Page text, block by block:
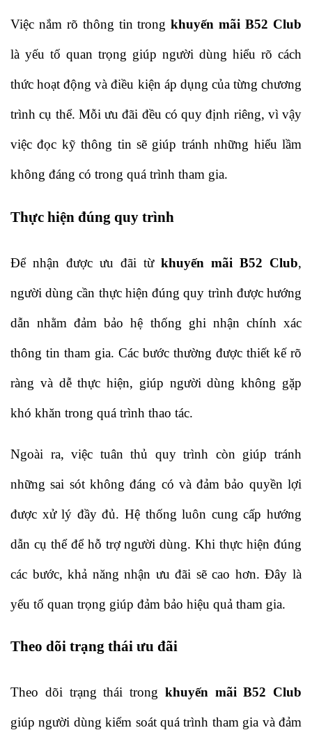
Việc nắm rõ thông tin trong khuyến mãi B52 Club
là yếu tố quan trọng giúp người dùng hiểu rõ cách
thức hoạt động và điều kiện áp dụng của từng chương
trình cụ thể. Mỗi ưu đãi đều có quy định riêng, vì vậy
việc đọc kỹ thông tin sẽ giúp tránh những hiểu lầm
không đáng có trong quá trình tham gia.
Thực hiện đúng quy trình
Để nhận được ưu đãi từ khuyến mãi B52 Club,
người dùng cần thực hiện đúng quy trình được hướng
dẫn nhằm đảm bảo hệ thống ghi nhận chính xác
thông tin tham gia. Các bước thường được thiết kế rõ
ràng và dễ thực hiện, giúp người dùng không gặp
khó khăn trong quá trình thao tác.
Ngoài ra, việc tuân thủ quy trình còn giúp tránh
những sai sót không đáng có và đảm bảo quyền lợi
được xử lý đầy đủ. Hệ thống luôn cung cấp hướng
dẫn cụ thể để hỗ trợ người dùng. Khi thực hiện đúng
các bước, khả năng nhận ưu đãi sẽ cao hơn. Đây là
yếu tố quan trọng giúp đảm bảo hiệu quả tham gia.
Theo dõi trạng thái ưu đãi
Theo dõi trạng thái trong khuyến mãi B52 Club
giúp người dùng kiểm soát quá trình tham gia và đảm